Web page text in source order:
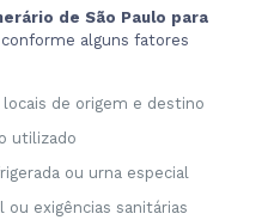
de São Paulo para
alguns fatores
de origem e destino
utilizado
ou urna especial
ou exigências sanitárias